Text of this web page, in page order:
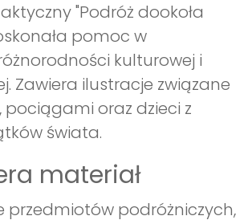
"Podróż dookoła
pomoc w
kulturowej i
Zawiera ilustracje związane
pociągami oraz dzieci z
świata.
materiał
przedmiotów podróżniczych,